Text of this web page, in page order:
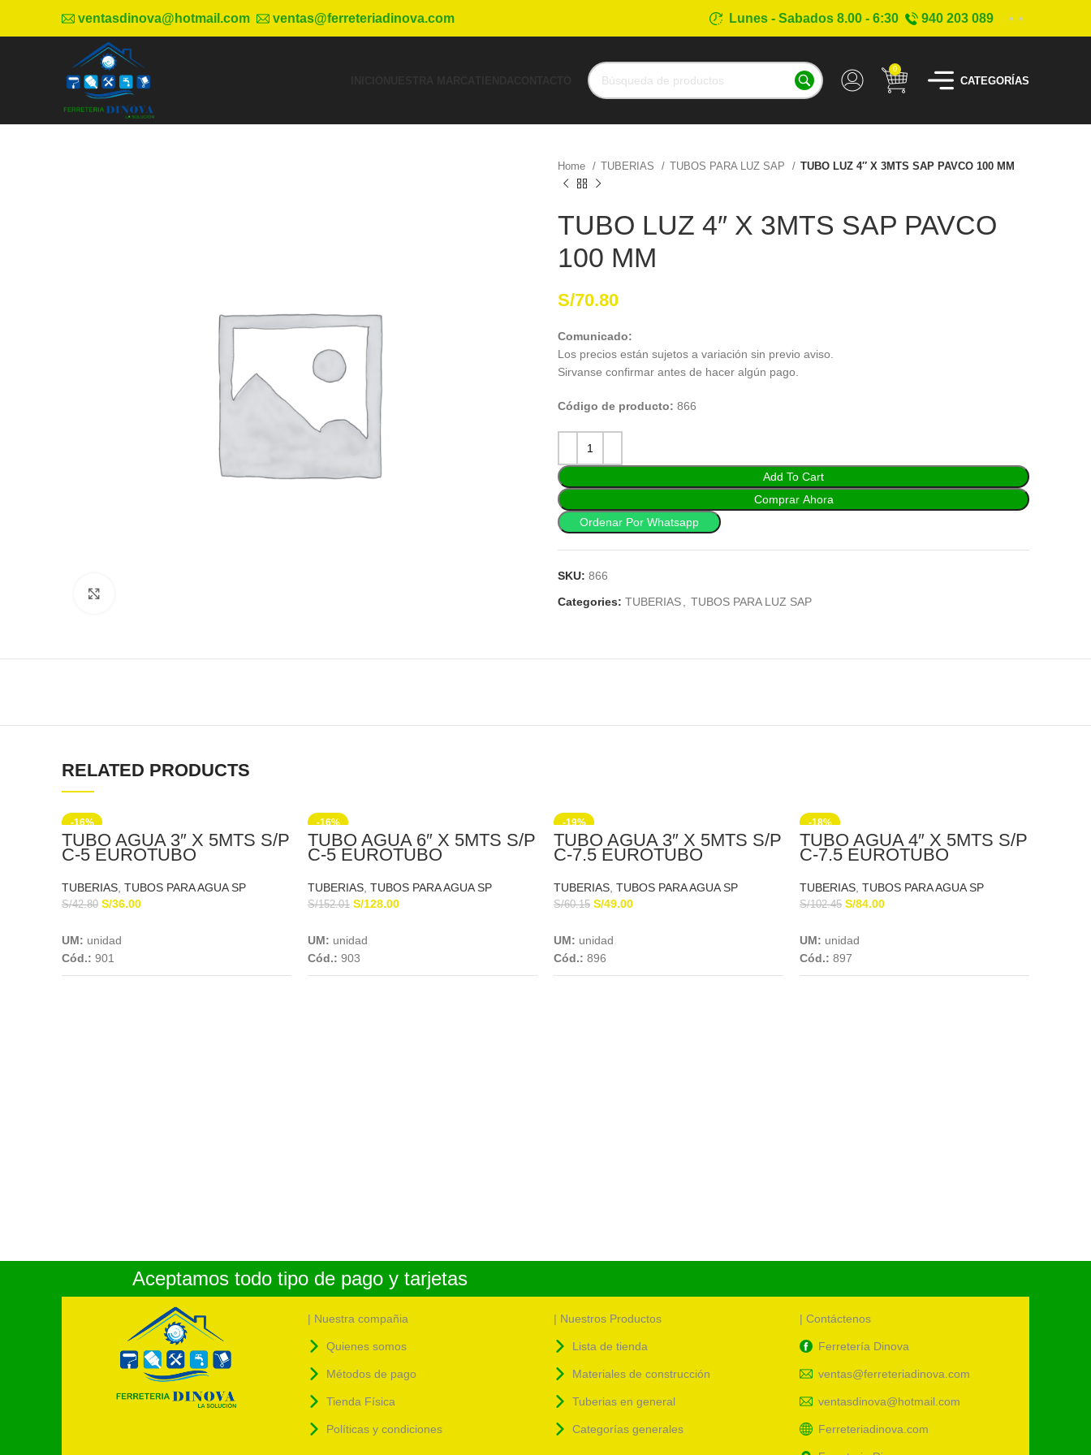
ventasdinova@hotmail.com ventas@ferreteriadinova.com Lunes - Sabados 8.00 - 6:30 940 203 089
0
CATEGORÍAS
Home TUBERIAS TUBOS PARA LUZ SAP TUBO LUZ 4″ X 3MTS SAP PAVCO 100 MM
TUBO LUZ 4″ X 3MTS SAP PAVCO
100 MM
S/70.80
Comunicado:
Los precios están sujetos a variación sin previo aviso.
Sirvanse confirmar antes de hacer algún pago.
Código de producto: 866
Add To Cart
Comprar Ahora
Ordenar Por Whatsapp
SKU: 866
Categories: TUBERIAS TUBOS PARA LUZ SAP
RELATED PRODUCTS
-16%
TUBO AGUA 3″ X 5MTS S/P
C-5 EUROTUBO
TUBERIAS TUBOS PARA AGUA SP
S/42.80 S/36.00
UM: unidad
Cód.: 901
-16%
TUBO AGUA 6″ X 5MTS S/P
C-5 EUROTUBO
TUBERIAS TUBOS PARA AGUA SP
S/152.01 S/128.00
UM: unidad
Cód.: 903
-19%
TUBO AGUA 3″ X 5MTS S/P
C-7.5 EUROTUBO
TUBERIAS TUBOS PARA AGUA SP
S/60.15 S/49.00
UM: unidad
Cód.: 896
-18%
TUBO AGUA 4″ X 5MTS S/P
C-7.5 EUROTUBO
TUBERIAS TUBOS PARA AGUA SP
S/102.45 S/84.00
UM: unidad
Cód.: 897
Aceptamos todo tipo de pago y tarjetas
| Nuestra compañia
Quienes somos
Métodos de pago
Tienda Física
Políticas y condiciones
| Nuestros Productos
Lista de tienda
Materiales de construcción
Tuberias en general
Categorías generales
| Contáctenos
Ferretería Dinova
ventas@ferreteriadinova.com
ventasdinova@hotmail.com
Ferreteriadinova.com